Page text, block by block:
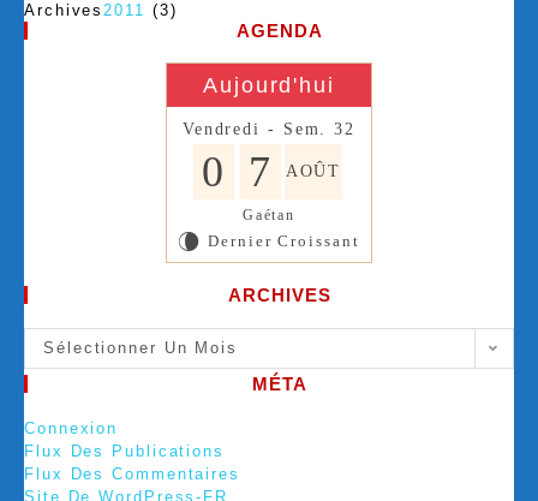
Archives2011 (3)
AGENDA
Aujourd'hui
Vendredi - Sem. 32
0 7 AOÛT
Gaétan
V Dernier Croissant
ARCHIVES
Sélectionner Un Mois
MÉTA
Connexion
Flux Des Publications
Flux Des Commentaires
Site De WordPress-FR